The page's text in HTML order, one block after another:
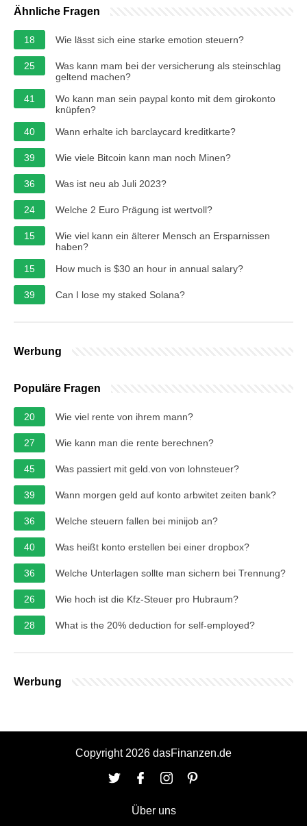
Ähnliche Fragen
18 Wie lässt sich eine starke emotion steuern?
25
Was kann mam bei der versicherung als steinschlag
geltend machen?
41
Wo kann man sein paypal konto mit dem girokonto
knüpfen?
40
Wann erhalte ich barclaycard kreditkarte?
39 Wie viele Bitcoin kann man noch Minen?
36 Was ist neu ab Juli 2023?
24 Welche 2 Euro Prägung ist wertvoll?
15
Wie viel kann ein älterer Mensch an Ersparnissen
haben?
15
How much is $30 an hour in annual salary?
39 Can I lose my staked Solana?
Werbung
Populäre Fragen
20 Wie viel rente von ihrem mann?
27 Wie kann man die rente berechnen?
45 Was passiert mit geld.von von lohnsteuer?
39 Wann morgen geld auf konto arbwitet zeiten bank?
36 Welche steuern fallen bei minijob an?
40 Was heißt konto erstellen bei einer dropbox?
36 Welche Unterlagen sollte man sichern bei Trennung?
26 Wie hoch ist die Kfz-Steuer pro Hubraum?
28 What is the 20% deduction for self-employed?
Werbung
Copyright 2026 dasFinanzen.de
Über uns